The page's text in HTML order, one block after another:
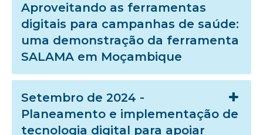
Aproveitando as ferramentas
digitais para campanhas de saúde:
uma demonstração da ferramenta
SALAMA em Moçambique
Setembro de 2024 -
Planeamento e implementação de
tecnologia digital para apoiar